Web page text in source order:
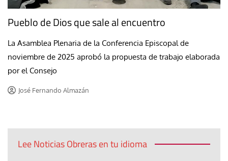
Pueblo de Dios que sale al encuentro
La Asamblea Plenaria de la Conferencia Episcopal de
noviembre de 2025 aprobó la propuesta de trabajo elaborada
por el Consejo
José Fernando Almazán
Lee Noticias Obreras en tu idioma